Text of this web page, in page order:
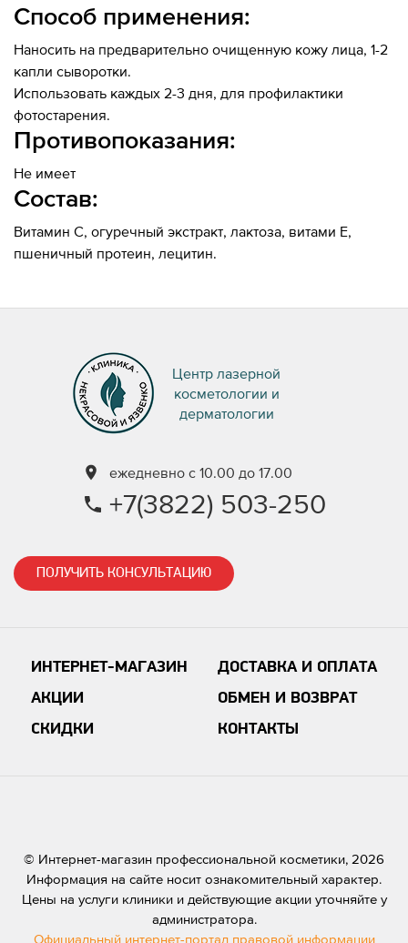
Способ применения:
Наносить на предварительно очищенную кожу лица, 1-2
капли сыворотки.
Использовать каждых 2-3 дня, для профилактики
фотостарения.
Противопоказания:
Не имеет
Состав:
Витамин С, огуречный экстракт, лактоза, витами Е,
пшеничный протеин, лецитин.
Центр лазерной
косметологии и
дерматологии
ежедневно с 10.00 до 17.00
+7(3822) 503-250
ИНТЕРНЕТ-МАГАЗИН
АКЦИИ
СКИДКИ
ДОСТАВКА И ОПЛАТА
ОБМЕН И ВОЗВРАТ
КОНТАКТЫ
ПОЛУЧИТЬ КОНСУЛЬТАЦИЮ
© Интернет-магазин профессиональной косметики, 2026
Информация на сайте носит ознакомительный характер.
Цены на услуги клиники и действующие акции уточняйте у
администратора.
Официальный интернет-портал правовой информации